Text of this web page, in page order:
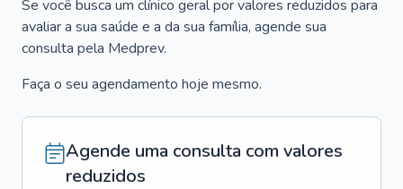
Se você busca um clínico geral por valores reduzidos para
avaliar a sua saúde e a da sua família, agende sua
consulta pela Medprev.
Faça o seu agendamento hoje mesmo.
Agende uma consulta com valores
reduzidos